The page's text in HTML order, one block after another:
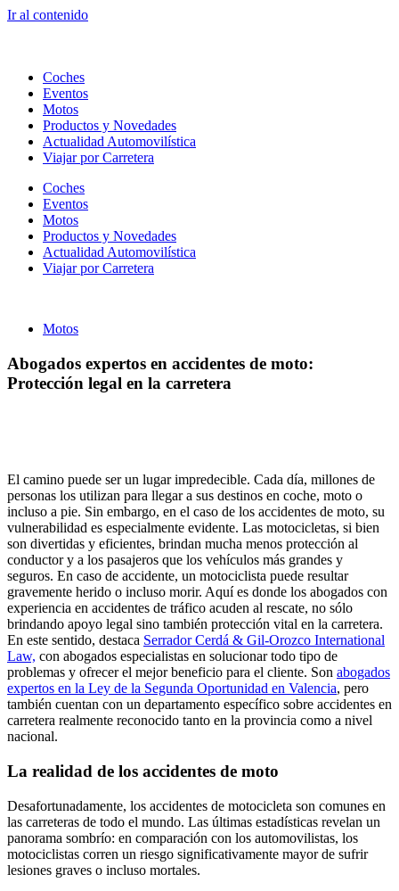
Ir al contenido
Coches
Eventos
Motos
Productos y Novedades
Actualidad Automovilística
Viajar por Carretera
Coches
Eventos
Motos
Productos y Novedades
Actualidad Automovilística
Viajar por Carretera
Motos
Abogados expertos en accidentes de moto:
Protección legal en la carretera
El camino puede ser un lugar impredecible. Cada día, millones de
personas los utilizan para llegar a sus destinos en coche, moto o
incluso a pie. Sin embargo, en el caso de los accidentes de moto, su
vulnerabilidad es especialmente evidente. Las motocicletas, si bien
son divertidas y eficientes, brindan mucha menos protección al
conductor y a los pasajeros que los vehículos más grandes y
seguros. En caso de accidente, un motociclista puede resultar
gravemente herido o incluso morir. Aquí es donde los abogados con
experiencia en accidentes de tráfico acuden al rescate, no sólo
brindando apoyo legal sino también protección vital en la carretera.
En este sentido, destaca Serrador Cerdá & Gil-Orozco International
Law, con abogados especialistas en solucionar todo tipo de
problemas y ofrecer el mejor beneficio para el cliente. Son abogados
expertos en la Ley de la Segunda Oportunidad en Valencia, pero
también cuentan con un departamento específico sobre accidentes en
carretera realmente reconocido tanto en la provincia como a nivel
nacional.
La realidad de los accidentes de moto
Desafortunadamente, los accidentes de motocicleta son comunes en
las carreteras de todo el mundo. Las últimas estadísticas revelan un
panorama sombrío: en comparación con los automovilistas, los
motociclistas corren un riesgo significativamente mayor de sufrir
lesiones graves o incluso mortales.